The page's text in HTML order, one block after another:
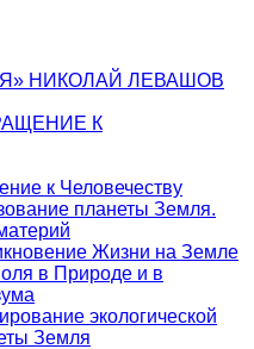
НИКОЛАЙ ЛЕВАШОВ
К
к Человечеству
планеты Земля.
Жизни на Земле
в Природе и в
экологической
Земля